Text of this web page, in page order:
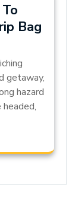
Bag
getaway,
hazard
headed,